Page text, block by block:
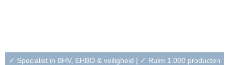
✓ Specialist in BHV, EHBO & veiligheid | ✓ Ruim 1.000 producten